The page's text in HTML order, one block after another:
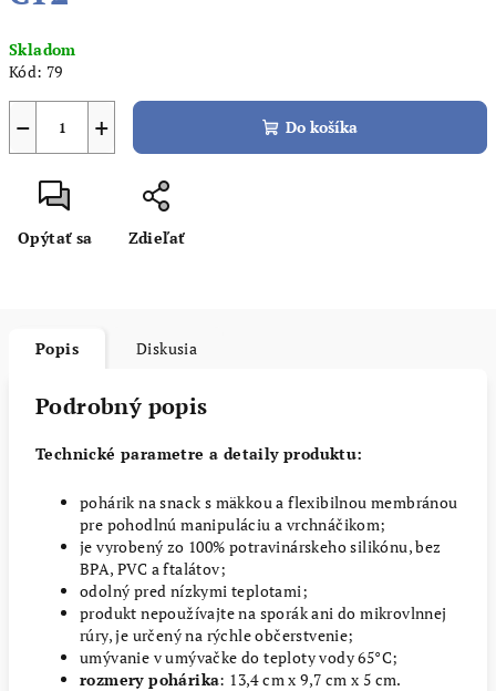
cena:
Skladom
Kód: 79
+
− Do košíka
Opýtať sa Zdieľať
Popis Diskusia
Podrobný popis
Technické parametre a detaily produktu:
pohárik na snack s mäkkou a flexibilnou membránou
pre pohodlnú manipuláciu a vrchnáčikom;
je vyrobený zo 100% potravinárskeho silikónu, bez
BPA, PVC a ftalátov;
odolný pred nízkymi teplotami;
produkt nepoužívajte na sporák ani do mikrovlnnej
rúry, je určený na rýchle občerstvenie;
umývanie v umývačke do teploty vody 65°C;
rozmery pohárika: 13,4 cm x 9,7 cm x 5 cm.